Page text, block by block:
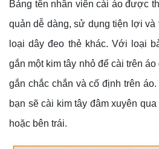
Bảng tên nhân viên cài áo được
quản dễ dàng, sử dụng tiện lợi
loại dây đeo thẻ khác. Với loại
gắn một kim tây nhỏ để cài trên
gắn chắc chắn và cố định trên áo.
bạn sẽ cài kim tây đâm xuyên
hoặc bên trái.